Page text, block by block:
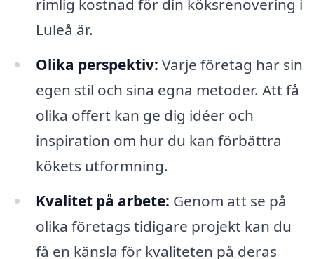
rimlig kostnad för din köksrenovering i
Luleå är.
Olika perspektiv: Varje företag har sin
egen stil och sina egna metoder. Att få
olika offert kan ge dig idéer och
inspiration om hur du kan förbättra
kökets utformning.
Kvalitet på arbete: Genom att se på
olika företags tidigare projekt kan du
få en känsla för kvaliteten på deras